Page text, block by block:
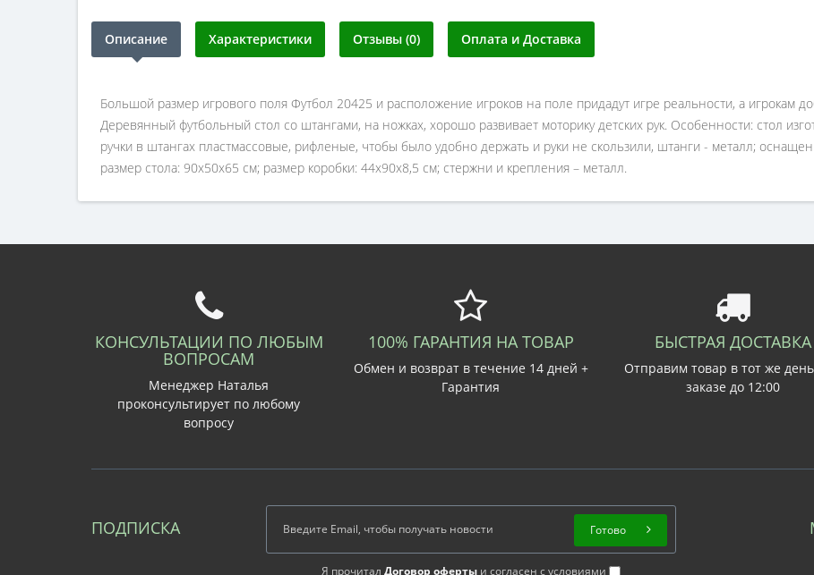
Описание Характеристики Отзывы (0) Оплата и Доставка
Большой размер игрового поля Футбол 20425 и расположение игроков на поле придадут игре реальности, а игрокам
Деревянный футбольный стол со штангами, на ножках, хорошо развивает моторику детских рук. Особенности: стол
ручки в штангах пластмассовые, рифленые, чтобы было удобно держать и руки не скользили, штанги - металл;
размер стола: 90х50х65 см; размер коробки: 44х90х8,5 см; стержни и крепления – металл.
КОНСУЛЬТАЦИИ ПО ЛЮБЫМ
ВОПРОСАМ
Менеджер Наталья
проконсультирует по любому
вопросу
100% ГАРАНТИЯ НА ТОВАР
Обмен и возврат в течение 14 дней +
Гарантия
БЫСТРАЯ ДОСТАВКА
Отправим товар в тот же
заказе до 12:00
ПОДПИСКА
Я прочитал Договор офертыи согласен с условиями
Готово